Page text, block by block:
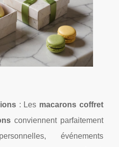
: Les macarons coffret
conviennent parfaitement
événements